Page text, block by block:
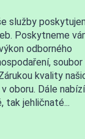
služby
Poskytneme
odborného
soubor
kvality
oboru. Dále
tak jehličnaté...